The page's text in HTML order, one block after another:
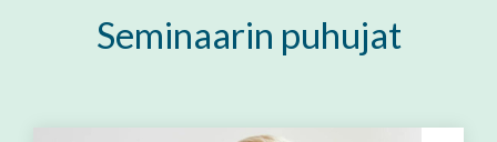
Seminaarin puhujat